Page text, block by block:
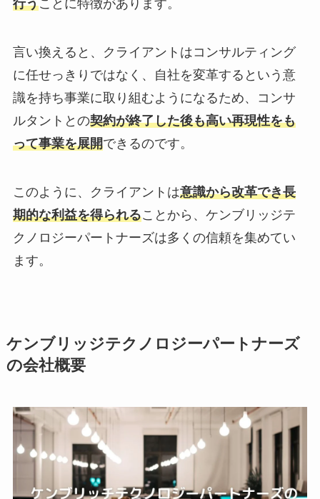
行うことに特徴があります。
言い換えると、クライアントはコンサルティング
に任せっきりではなく、自社を変革するという意
識を持ち事業に取り組むようになるため、コンサ
ルタントとの契約が終了した後も高い再現性をも
って事業を展開できるのです。
このように、クライアントは意識から改革でき長
期的な利益を得られることから、ケンブリッジテ
クノロジーパートナーズは多くの信頼を集めてい
ます。
ケンブリッジテクノロジーパートナーズ
の会社概要